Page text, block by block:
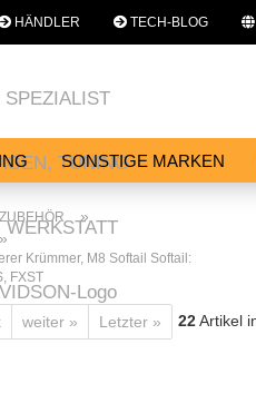
HÄNDLER TECH-BLOG
Konto erstellen
SONSTIGE MARKEN
»
»
Krümmer, M8 Softail Softail:
FXST
weiter » Letzter » 22Artikel